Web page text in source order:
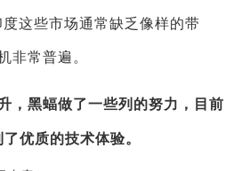
这些市场通常缺乏像样的带
非常普遍。
，黑蝠做了一些列的努力，目前
优质的技术体验。